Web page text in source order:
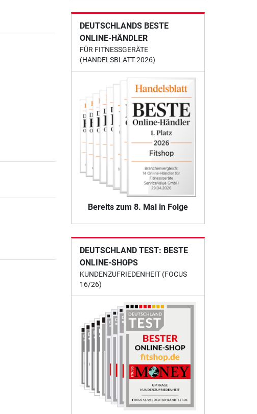
DEUTSCHLANDS BESTE
ONLINE-HÄNDLER
FÜR FITNESSGERÄTE
(HANDELSBLATT 2026)
Bereits zum 8. Mal in Folge
DEUTSCHLAND TEST: BESTE
ONLINE-SHOPS
KUNDENZUFRIEDENHEIT (FOCUS
16/26)